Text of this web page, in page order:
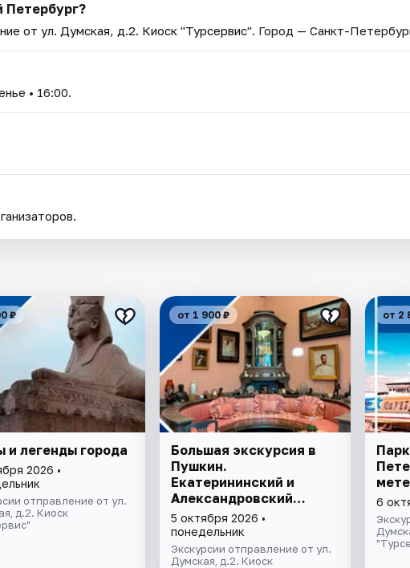
Петербург?
от ул. Думская, д.2. Киоск "Турсервис". Город — Санкт-
• 16:00.
₽
и легенды города
2026 •
отправление от ул.
д.2. Киоск
от 1 900 ₽
Большая экскурсия в
Пушкин.
Екатерининский и
Александровский
дворцы
5 октября 2026 •
понедельник
Экскурсии отправление от ул.
Думская, д.2. Киоск
от 2
6